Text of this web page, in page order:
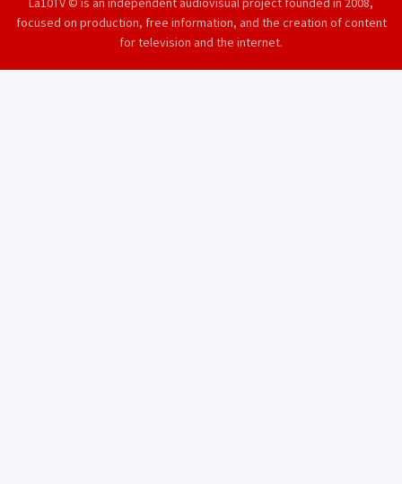
focused on production, free information, and the creation of content
for television and the internet.